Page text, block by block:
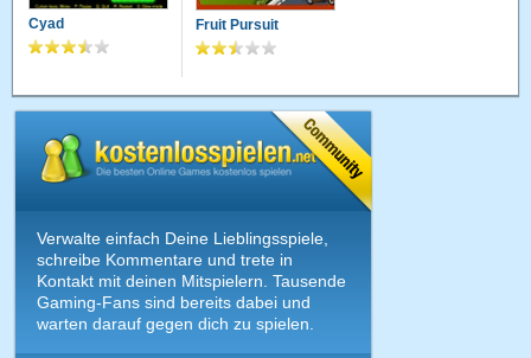
Cyad Fruit Pursuit
Verwalte einfach Deine Lieblingsspiele,
schreibe Kommentare und trete in
Kontakt mit deinen Mitspielern. Tausende
Gaming-Fans sind bereits dabei und
warten darauf gegen dich zu spielen.